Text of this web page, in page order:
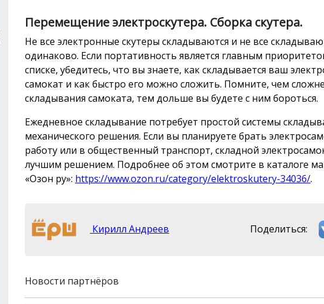
Перемещение электроскутера. Сборка скутера.
Не все электронные скутеры складываются и не все
одинаково. Если портативность является главным
списке, убедитесь, что вы знаете, как складывается ваш
самокат и как быстро его можно сложить. Помните, чем
складывания самоката, тем дольше вы будете с ним бороться.
Ежедневное складывание потребует простой системы
механического решения. Если вы планируете брать
работу или в общественный транспорт, складной
лучшим решением. Подробнее об этом смотрите в каталоге
«Озон ру»: https://www.ozon.ru/category/elektroskutery-34036/.
Кирилл Андреев Поделиться:
Новости партнёров